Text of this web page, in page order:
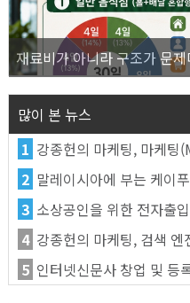
많이 본 뉴스
1 강종헌의 마케팅, 마케
2 말레이시아에 부는 케이푸
3 소상공인을 위한 전자출
4 강종헌의 마케팅, 검색 엔진 최
5 인터넷신문사 창업 및 등